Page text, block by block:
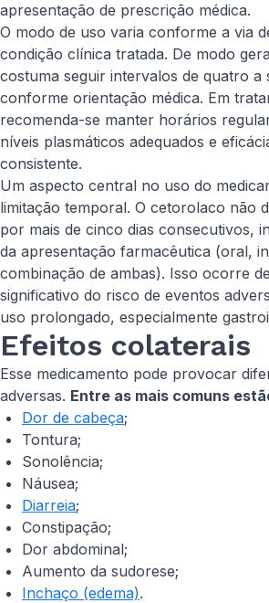
apresentação de prescrição médica.
O modo de uso varia conforme a via
condição clínica tratada. De modo
costuma seguir intervalos de quatro a
conforme orientação médica. Em
recomenda-se manter horários
níveis plasmáticos adequados e
consistente.
Um aspecto central no uso do
limitação temporal. O cetorolaco não
por mais de cinco dias consecutivos,
da apresentação farmacêutica (oral,
combinação de ambas). Isso ocorre
significativo do risco de eventos
uso prolongado, especialmente
Efeitos colaterais
Esse medicamento pode provocar
adversas. Entre as mais comuns
Dor de cabeça;
Tontura;
Sonolência;
Náusea;
Diarreia;
Constipação;
Dor abdominal;
Aumento da sudorese;
Inchaço (edema).